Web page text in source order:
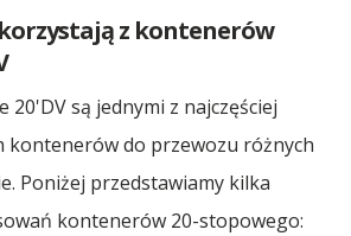
z kontenerów
20'DV są jednymi z najczęściej
kontenerów do przewozu różnych
Poniżej przedstawiamy kilka
kontenerów 20-stopowego: